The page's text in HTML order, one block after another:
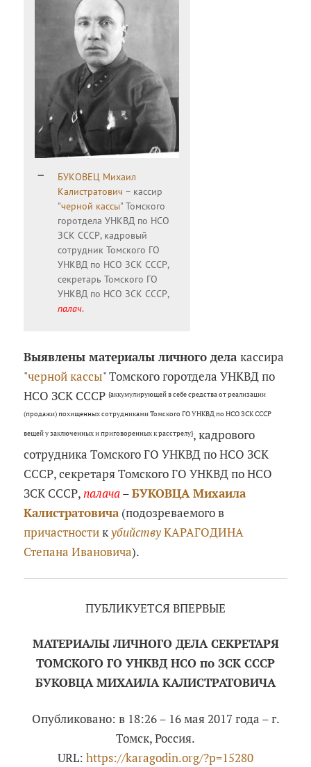
БУКОВЕЦ Михаил
Калистратович – кассир
"черной кассы" Томского
горотдела УНКВД по НСО
ЗСК СССР, кадровый
сотрудник Томского ГО
УНКВД по НСО ЗСК СССР,
секретарь Томского ГО
УНКВД по НСО ЗСК СССР,
палач.
Выявлены материалы личного делакассира
"черной кассы" Томского горотдела УНКВД по
НСО ЗСК СССР{аккумулирующей в себе средства от реализации
(продажи) похищенных сотрудниками Томского ГО УНКВД по НСО ЗСК СССР
вещей у заключенных и приговоренных к расстрелу}, кадрового
сотрудника Томского ГО УНКВД по НСО ЗСК
СССР, секретаря Томского ГО УНКВД по НСО
ЗСК СССР,палача–БУКОВЦА Михаила
Калистратовича(подозреваемого в
причастностикубийствуКАРАГОДИНА
Степана Ивановича).
ПУБЛИКУЕТСЯ ВПЕРВЫЕ
МАТЕРИАЛЫ ЛИЧНОГО ДЕЛА СЕКРЕТАРЯ
ТОМСКОГО ГО УНКВД НСО по ЗСК СССР
БУКОВЦА МИХАИЛА КАЛИСТРАТОВИЧА
Опубликовано: в 18:26 – 16 мая 2017 года – г.
Томск, Россия.
URL: https://karagodin.org/?p=15280